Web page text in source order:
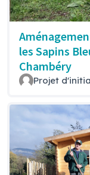
les Sapins
Chambéry
Projet